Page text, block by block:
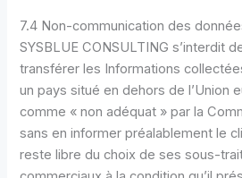
7.4 Non-communication des
SYSBLUE CONSULTING s’interdit
transférer les Informations
un pays situé en dehors de l’Union
comme « non adéquat » par la
sans en informer préalablement le
reste libre du choix de ses sous-